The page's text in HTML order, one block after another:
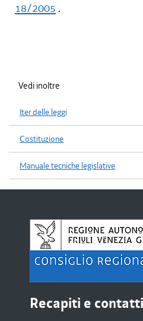
18/2005 .
Vedi inoltre
Iter delle leggi
Costituzione
Manuale tecniche legislative
Recapiti e contatti